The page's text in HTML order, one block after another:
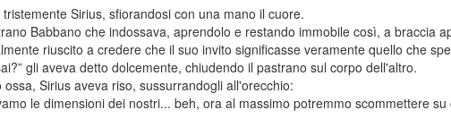
Sirius, sfiorandosi con una mano il cuore.
Babbano che indossava, aprendolo e restando immobile così, a braccia
riuscito a credere che il suo invito significasse veramente quello che
gli aveva detto dolcemente, chiudendo il pastrano sul corpo dell'altro.
Sirius aveva riso, sussurrandogli all'orecchio:
le dimensioni dei nostri... beh, ora al massimo potremmo scommettere